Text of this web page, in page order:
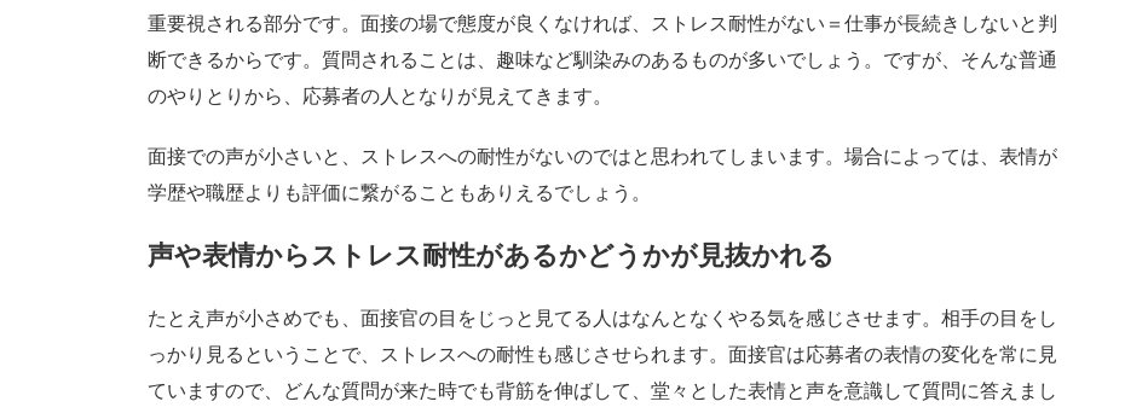
重要視される部分です。面接の場で態度が良くなければ、ストレス耐性がない＝仕事が長続きしないと判
断できるからです。質問されることは、趣味など馴染みのあるものが多いでしょう。ですが、そんな普通
のやりとりから、応募者の人となりが見えてきます。
面接での声が小さいと、ストレスへの耐性がないのではと思われてしまいます。場合によっては、表情が
学歴や職歴よりも評価に繋がることもありえるでしょう。
声や表情からストレス耐性があるかどうかが見抜かれる
たとえ声が小さめでも、面接官の目をじっと見てる人はなんとなくやる気を感じさせます。相手の目をし
っかり見るということで、ストレスへの耐性も感じさせられます。面接官は応募者の表情の変化を常に見
ていますので、どんな質問が来た時でも背筋を伸ばして、堂々とした表情と声を意識して質問に答えまし